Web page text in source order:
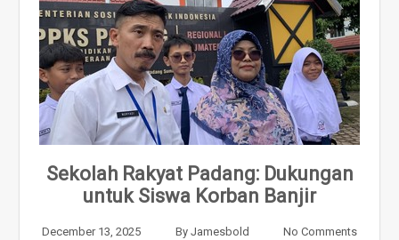
Sekolah Rakyat Padang: Dukungan
untuk Siswa Korban Banjir
December 13, 2025 By Jamesbold No Comments